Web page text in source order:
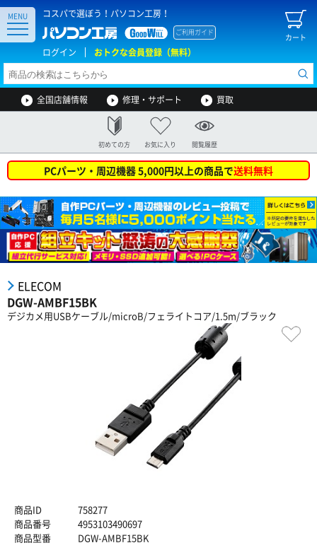
コスパで選ぼう！パソコン工房！
カート
ご利用ガイド
ログイン おトクな会員登録（無料）
MENU
全国店舗情報 修理・サポート 買取
初めての方 お気に入り 閲覧履歴
PCパーツ・周辺機器 5,000円以上の商品で送料無料
ELECOM
DGW-AMBF15BK
デジカメ用USBケーブル/microB/フェライトコア/1.5m/ブラック
商品ID
758277
商品番号
4953103490697
商品型番
DGW-AMBF15BK